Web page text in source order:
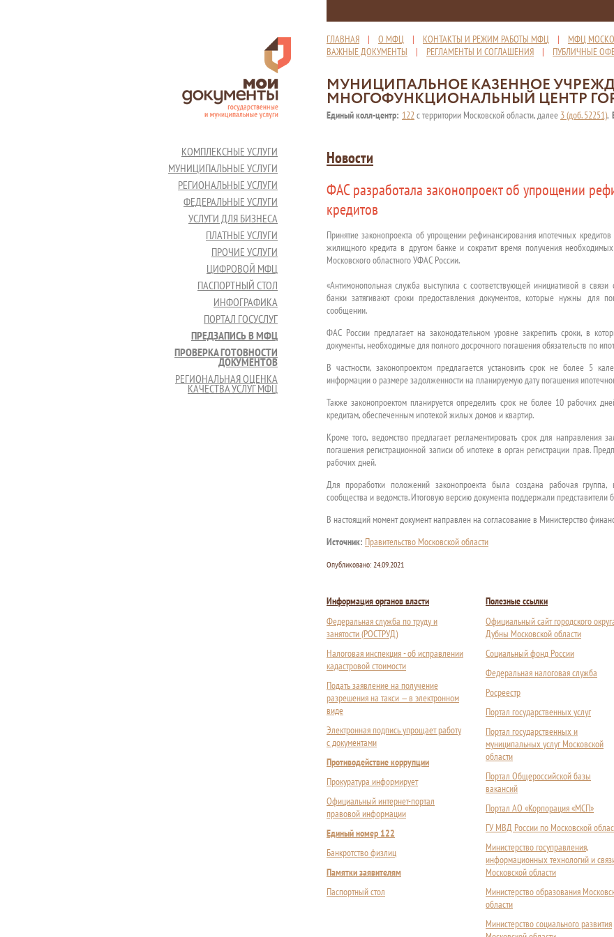
ГЛАВНАЯ | О МФЦ | КОНТАКТЫ И РЕЖИМ РАБОТЫ МФЦ | МФЦ
ВАЖНЫЕ ДОКУМЕНТЫ | РЕГЛАМЕНТЫ И СОГЛАШЕНИЯ | ПУБЛИЧНЫЕ
МУНИЦИПАЛЬНОЕ КАЗЕННОЕ
МНОГОФУНКЦИОНАЛЬНЫЙ ЦЕНТР
Единый колл-центр: 122с территории Московской области, далее 3 (доб. 52251),
КОМПЛЕКСНЫЕ УСЛУГИ
МУНИЦИПАЛЬНЫЕ УСЛУГИ
РЕГИОНАЛЬНЫЕ УСЛУГИ
ФЕДЕРАЛЬНЫЕ УСЛУГИ
УСЛУГИ ДЛЯ БИЗНЕСА
ПЛАТНЫЕ УСЛУГИ
ПРОЧИЕ УСЛУГИ
ЦИФРОВОЙ МФЦ
ПАСПОРТНЫЙ СТОЛ
ИНФОГРАФИКА
ПОРТАЛ ГОСУСЛУГ
ПРЕДЗАПИСЬ В МФЦ
ПРОВЕРКА ГОТОВНОСТИ
ДОКУМЕНТОВ
РЕГИОНАЛЬНАЯ ОЦЕНКА
КАЧЕСТВА УСЛУГ МФЦ
Новости
ФАС разработала законопроект об упрощении
кредитов
Принятие законопроекта об упрощении рефинансирования ипотечных
жилищного кредита в другом банке и сократит время получения
Московского областного УФАС России.
«Антимонопольная служба выступила с соответствующей инициативой в
банки затягивают сроки предоставления документов, которые нужны для
сообщении.
ФАС России предлагает на законодательном уровне закрепить сроки, в
документы, необходимые для полного досрочного погашения обязательств по
В частности, законопроектом предлагается установить срок не более 5
информации о размере задолженности на планируемую дату погашения
Также законопроектом планируется определить срок не более 10 рабочих
кредитам, обеспеченным ипотекой жилых домов и квартир.
Кроме того, ведомство предлагает регламентировать срок для направления
погашения регистрационной записи об ипотеке в орган регистрации прав.
рабочих дней.
Для проработки положений законопроекта была создана рабочая группа,
сообщества и ведомств. Итоговую версию документа поддержали представители
В настоящий момент документ направлен на согласование в Министерство
Источник: Правительство Московской области
Опубликовано: 24.09.2021
Информация органов власти
Федеральная служба по труду и
занятости (РОСТРУД)
Налоговая инспекция - об исправлении
кадастровой стоимости
Подать заявление на получение
разрешения на такси — в электронном
виде
Электронная подпись упрощает работу
с документами
Противодействие коррупции
Прокуратура информирует
Официальный интернет-портал
правовой информации
Единый номер 122
Банкротство физлиц
Памятки заявителям
Паспортный стол
Полезные ссылки
Официальный сайт городского
Дубны Московской области
Социальный фонд России
Федеральная налоговая служба
Росреестр
Портал государственных услуг
Портал государственных и
муниципальных услуг Московской
области
Портал Общероссийской базы
вакансий
Портал АО «Корпорация «МСП»
ГУ МВД России по Московской
Министерство госуправления,
информационных технологий и
Московской области
Министерство образования
области
Министерство социального развития